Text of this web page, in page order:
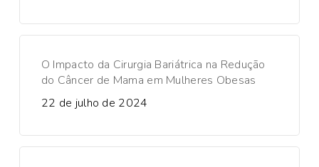
O Impacto da Cirurgia Bariátrica na Redução
do Câncer de Mama em Mulheres Obesas
22 de julho de 2024